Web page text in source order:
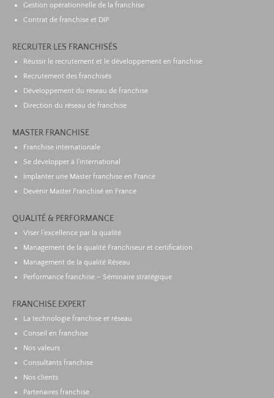
Gestion opérationnelle de la franchise
Contrat de franchise et DIP
RECRUTER LES FRANCHISÉS
Réussir le recrutement et le développement en franchise
Recrutement des franchisés
Développement du réseau de franchise
Direction du réseau de franchise
MASTER FRANCHISE
Franchise internationale
Se développer à l’international
Implanter une Master franchise en France
Devenir Master Franchisé en France
QUALITÉ & PERFORMANCE
Viser l’excellence par la qualité
Management de la qualité Franchiseur et certification
Management de la qualité Réseau
Performance franchise – Séminaire stratégique
FRANCHISE EXPERT
La technologie franchise et réseau
Conseil en franchise
Nos valeurs
Consultants franchise
Nos clients
Partenaires franchise